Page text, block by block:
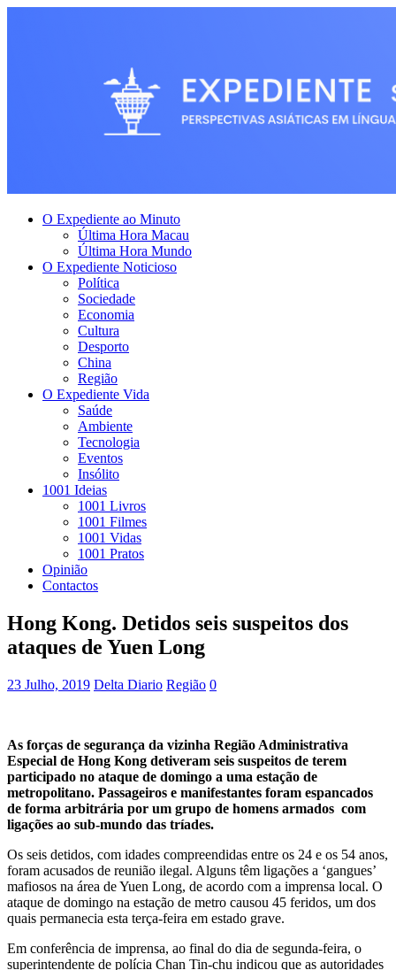
O Expediente ao Minuto
Última Hora Macau
Última Hora Mundo
O Expediente Noticioso
Política
Sociedade
Economia
Cultura
Desporto
China
Região
O Expediente Vida
Saúde
Ambiente
Tecnologia
Eventos
Insólito
1001 Ideias
1001 Livros
1001 Filmes
1001 Vidas
1001 Pratos
Opinião
Contactos
Hong Kong. Detidos seis suspeitos dos
ataques de Yuen Long
23 Julho, 2019 Delta Diario Região 0
As forças de segurança da vizinha Região Administrativa
Especial de Hong Kong detiveram seis suspeitos de terem
participado no ataque de domingo a uma estação de
metropolitano. Passageiros e manifestantes foram espancados
de forma arbitrária por um grupo de homens armados com
ligações ao sub-mundo das tríades.
Os seis detidos, com idades compreendidas entre os 24 e os 54 anos,
foram acusados de reunião ilegal. Alguns têm ligações a ‘gangues’
mafiosos na área de Yuen Long, de acordo com a imprensa local. O
ataque de domingo na estação de metro causou 45 feridos, um dos
quais permanecia esta terça-feira em estado grave.
Em conferência de imprensa, ao final do dia de segunda-feira, o
superintendente de polícia Chan Tin-chu indicou que as autoridades